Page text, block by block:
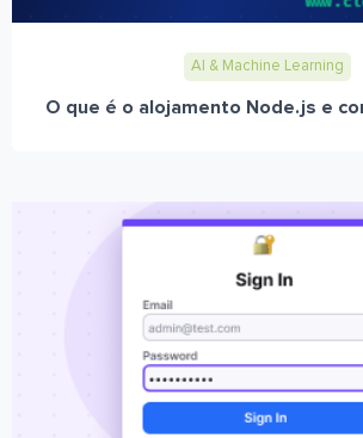
AI & Machine Learning
O que é o alojamento Node.js e